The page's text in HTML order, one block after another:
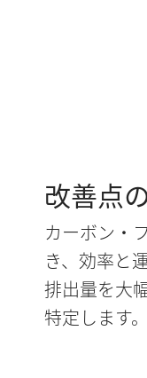
改善点
カーボン・
き、効率と
排出量を大
特定します。